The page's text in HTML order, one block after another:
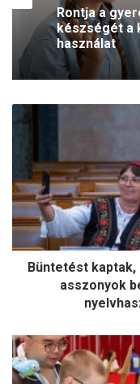
Rontja a
készségét a
használat
e
t
é
s
t
a
k
,
Büntetést kaptak,
asszonyok
H
a
t